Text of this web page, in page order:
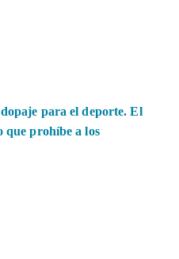
para el deporte. El
que prohíbe a los